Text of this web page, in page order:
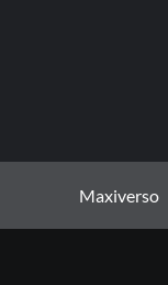
Maxiverso